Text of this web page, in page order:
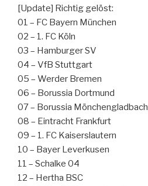
[Update] Richtig gelöst:
01 – FC Bayern München
02 – 1. FC Köln
03 – Hamburger SV
04 – VfB Stuttgart
05 – Werder Bremen
06 – Borussia Dortmund
07 – Borussia Mönchengladbach
08 – Eintracht Frankfurt
09 – 1. FC Kaiserslautern
10 – Bayer Leverkusen
11 – Schalke 04
12 – Hertha BSC